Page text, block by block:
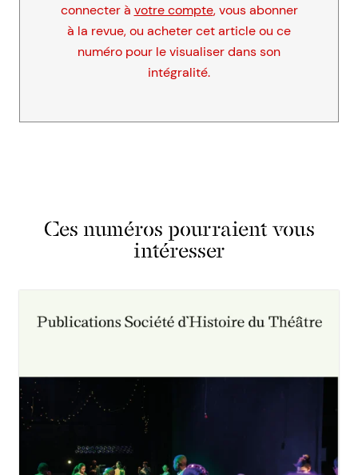
connecter à votre compte, vous abonner
à la revue, ou acheter cet article ou ce
numéro pour le visualiser dans son
intégralité.
Ces numéros pourraient vous
intéresser